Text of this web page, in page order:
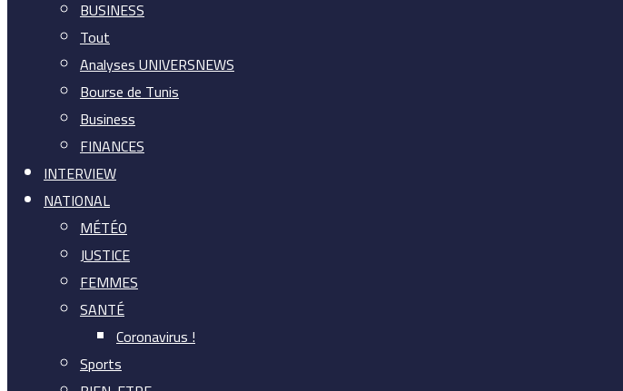
BUSINESS
Tout
Analyses UNIVERSNEWS
Bourse de Tunis
Business
FINANCES
INTERVIEW
NATIONAL
MÉTÉO
JUSTICE
FEMMES
SANTÉ
Coronavirus !
Sports